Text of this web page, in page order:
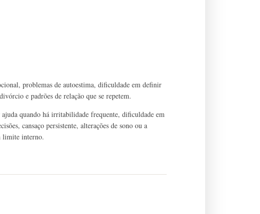
problemas de autoestima, dificuldade em definir
e padrões de relação que se repetem.
quando há irritabilidade frequente, dificuldade em
cansaço persistente, alterações de sono ou a
limite interno.